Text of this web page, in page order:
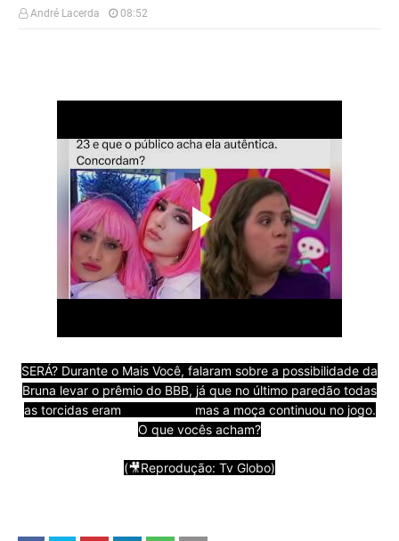
André Lacerda 08:52
SERÁ? Durante o Mais Você, falaram sobre a possibilidade da
Bruna levar o prêmio do BBB, já que no último paredão todas
as torcidas eram
mas a moça continuou no jogo.
O que vocês acham?
(🎥Reprodução: Tv Globo)